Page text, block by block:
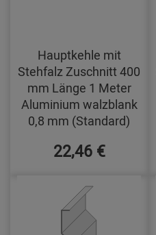
Hauptkehle mit
Stehfalz Zuschnitt 400
mm Länge 1 Meter
Aluminium walzblank
0,8 mm (Standard)
22,46 €